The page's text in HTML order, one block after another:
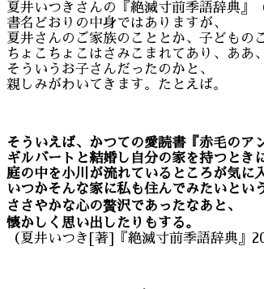
夏井いつきさんの『絶滅寸前季語辞典』
書名どおりの中身ではありますが、
夏井さんのご家族のこととか、子どもの
ちょこちょこはさみこまれてあり、ああ
そういうお子さんだったのかと、
親しみがわいてきます。たとえば。
そういえば、かつての愛読書『赤毛のア
ギルバートと結婚し自分の家を持つときに
庭の中を小川が流れているところが気に
いつかそんな家に私も住んでみたいとい
ささやかな心の贅沢であったなあと、
懐かしく思い出したりもする。
（夏井いつき[著]『絶滅寸前季語辞典』